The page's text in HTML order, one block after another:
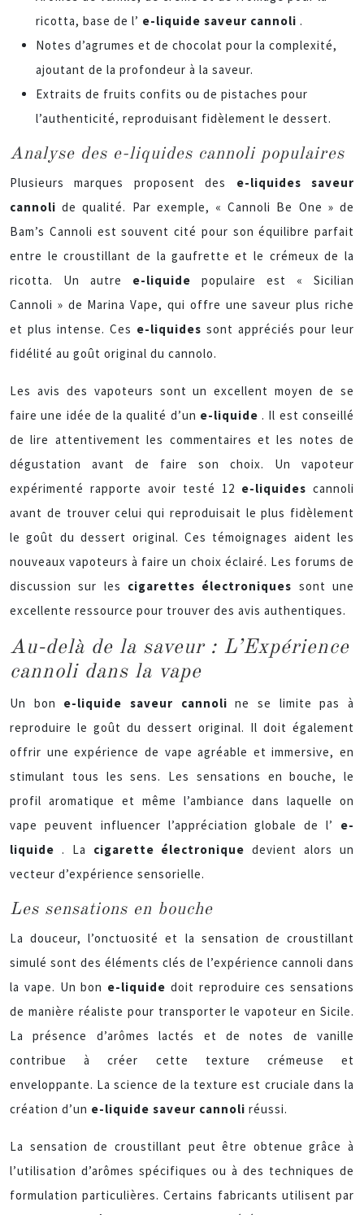
ricotta, base de l’ e-liquide saveur cannoli .
Notes d’agrumes et de chocolat pour la complexité,
ajoutant de la profondeur à la saveur.
Extraits de fruits confits ou de pistaches pour
l’authenticité, reproduisant fidèlement le dessert.
Analyse des e-liquides cannoli populaires
Plusieurs marques proposent des e-liquides saveur
cannolide qualité. Par exemple, « Cannoli Be One » de
Bam’s Cannoli est souvent cité pour son équilibre parfait
entre le croustillant de la gaufrette et le crémeux de la
ricotta. Un autre e-liquide populaire est « Sicilian
Cannoli » de Marina Vape, qui offre une saveur plus riche
et plus intense. Ces e-liquides sont appréciés pour leur
fidélité au goût original du cannolo.
Les avis des vapoteurs sont un excellent moyen de se
faire une idée de la qualité d’un e-liquide . Il est conseillé
de lire attentivement les commentaires et les notes de
dégustation avant de faire son choix. Un vapoteur
expérimenté rapporte avoir testé 12 e-liquides cannoli
avant de trouver celui qui reproduisait le plus fidèlement
le goût du dessert original. Ces témoignages aident les
nouveaux vapoteurs à faire un choix éclairé. Les forums de
discussion sur les cigarettes électroniques sont une
excellente ressource pour trouver des avis authentiques.
Au-delà de la saveur : L’Expérience
cannoli dans la vape
Un bon e-liquide saveur cannoline se limite pas à
reproduire le goût du dessert original. Il doit également
offrir une expérience de vape agréable et immersive, en
stimulant tous les sens. Les sensations en bouche, le
profil aromatique et même l’ambiance dans laquelle on
vape peuvent influencer l’appréciation globale de l’ e-
liquide . La cigarette électroniquedevient alors un
vecteur d’expérience sensorielle.
Les sensations en bouche
La douceur, l’onctuosité et la sensation de croustillant
simulé sont des éléments clés de l’expérience cannoli dans
la vape. Un bon e-liquide doit reproduire ces sensations
de manière réaliste pour transporter le vapoteur en Sicile.
La présence d’arômes lactés et de notes de vanille
contribue à créer cette texture crémeuse et
enveloppante. La science de la texture est cruciale dans la
création d’un e-liquide saveur cannoli réussi.
La sensation de croustillant peut être obtenue grâce à
l’utilisation d’arômes spécifiques ou à des techniques de
formulation particulières. Certains fabricants utilisent par